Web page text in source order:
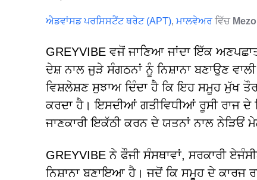
ਐਡਵਾਂਸਡ ਪਰਸਿਸਟੈਂਟ ਥਰੇਟ (APT), ਮਾਲਵੇਅਰ ਵਿੱਚ Mezo
GREYVIBE ਵਜੋਂ ਜਾਣਿਆ ਜਾਂਦਾ ਇੱਕ
ਦੇਸ਼ ਨਾਲ ਜੁੜੇ ਸੰਗਠਨਾਂ ਨੂੰ ਨਿਸ਼ਾਨਾ ਬਣਾਉਣ
ਵਿਸ਼ਲੇਸ਼ਣ ਸੁਝਾਅ ਦਿੰਦਾ ਹੈ ਕਿ ਇਹ ਸਮੂਹ ਮੁੱਖ
ਕਰਦਾ ਹੈ। ਇਸਦੀਆਂ ਗਤੀਵਿਧੀਆਂ ਰੂਸੀ ਰਾਜ
ਜਾਣਕਾਰੀ ਇਕੱਠੀ ਕਰਨ ਦੇ ਯਤਨਾਂ ਨਾਲ ਨੇੜਿਓਂ
GREYVIBE ਨੇ ਫੌਜੀ ਸੰਸਥਾਵਾਂ, ਸਰਕਾਰੀ
ਨਿਸ਼ਾਨਾ ਬਣਾਇਆ ਹੈ। ਜਦੋਂ ਕਿ ਸਮੂਹ ਦੇ ਕਾਰਜ